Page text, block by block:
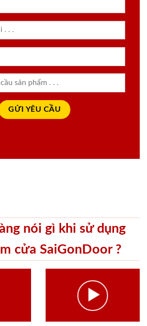
nói gì khi sử dụng
cửa SaiGonDoor ?